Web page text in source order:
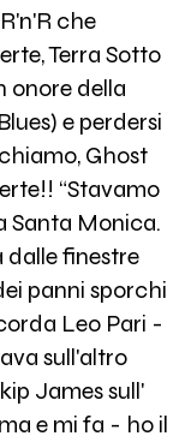
che
Terra Sotto
onore della
e perdersi
Ghost
“Stavamo
Santa Monica.
dalle finestre
panni sporchi
Leo Pari -
sull'altro
James sull'
e mi fa - ho il